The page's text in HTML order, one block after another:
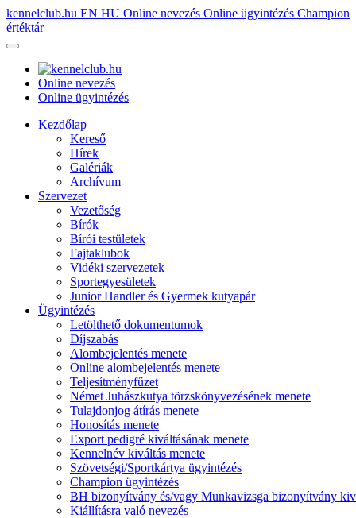
kennelclub.hu EN HU Online nevezés Online ügyintézés Champion
értéktár
Online nevezés
Online ügyintézés
Kezdőlap
Kereső
Hírek
Galériák
Archívum
Szervezet
Vezetőség
Bírók
Bírói testületek
Fajtaklubok
Vidéki szervezetek
Sportegyesületek
Junior Handler és Gyermek kutyapár
Ügyintézés
Letölthető dokumentumok
Díjszabás
Alombejelentés menete
Online alombejelentés menete
Teljesítményfűzet
Német Juhászkutya törzskönyvezésének menete
Tulajdonjog átírás menete
Honosítás menete
Export pedigré kiváltásának menete
Kennelnév kiváltás menete
Szövetségi/Sportkártya ügyintézés
Champion ügyintézés
BH bizonyítvány és/vagy Munkavizsga bizonyítvány
Kiállításra való nevezés